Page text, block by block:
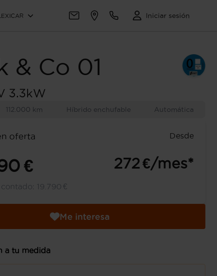
Iniciar sesión
& Co 01
3.3kW
112.000 km Híbrido enchufable Automática
oferta
Desde
€ 272 €/mes*
19.790 €
Me interesa
a tu medida